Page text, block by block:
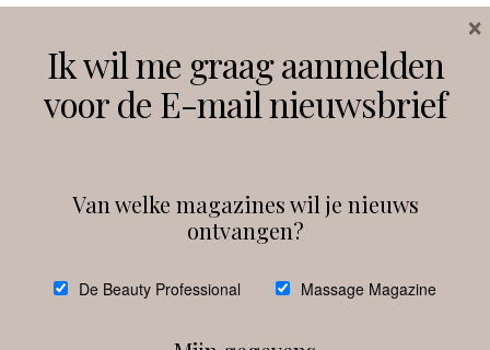
Instagram Facebook
debeautyprofessional
Ik wil me graag aanmelden
voor de E-mail nieuwsbrief
Van welke magazines wil je nieuws
ontvangen?
De Beauty Professional Massage Magazine
×